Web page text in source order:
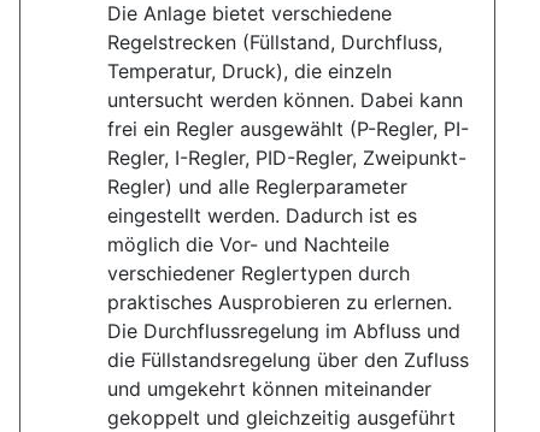
Die Anlage bietet verschiedene
Regelstrecken (Füllstand, Durchfluss,
Temperatur, Druck), die einzeln
untersucht werden können. Dabei kann
frei ein Regler ausgewählt (P-Regler, PI-
Regler, I-Regler, PID-Regler, Zweipunkt-
Regler) und alle Reglerparameter
eingestellt werden. Dadurch ist es
möglich die Vor- und Nachteile
verschiedener Reglertypen durch
praktisches Ausprobieren zu erlernen.
Die Durchflussregelung im Abfluss und
die Füllstandsregelung über den Zufluss
und umgekehrt können miteinander
gekoppelt und gleichzeitig ausgeführt